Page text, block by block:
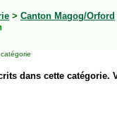
> Canton Magog/Orford
dans cette